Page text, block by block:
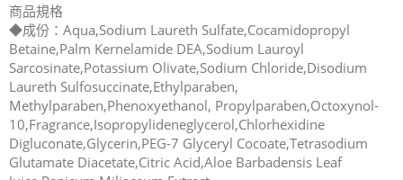
商品規格
◆成份：Aqua,Sodium Laureth Sulfate,Cocamidopropyl
Betaine,Palm Kernelamide DEA,Sodium Lauroyl
Sarcosinate,Potassium Olivate,Sodium Chloride,Disodium
Laureth Sulfosuccinate,Ethylparaben,
Methylparaben,Phenoxyethanol, Propylparaben,Octoxynol-
10,Fragrance,Isopropylideneglycerol,Chlorhexidine
Digluconate,Glycerin,PEG-7 Glyceryl Cocoate,Tetrasodium
Glutamate Diacetate,Citric Acid,Aloe Barbadensis Leaf